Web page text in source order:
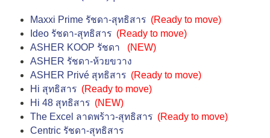
Maxxi Prime รัชดา-สุทธิสาร (Ready to move)
Ideo รัชดา-สุทธิสาร (Ready to move)
ASHER KOOP รัชดา
(NEW)
ASHER รัชดา-ห้วยขวาง
ASHER Privé สุทธิสาร (Ready to move)
Hi สุทธิสาร (Ready to move)
Hi 48 สุทธิสาร (NEW)
The Excel ลาดพร้าว-สุทธิสาร (Ready to move)
Centric รัชดา-สุทธิสาร